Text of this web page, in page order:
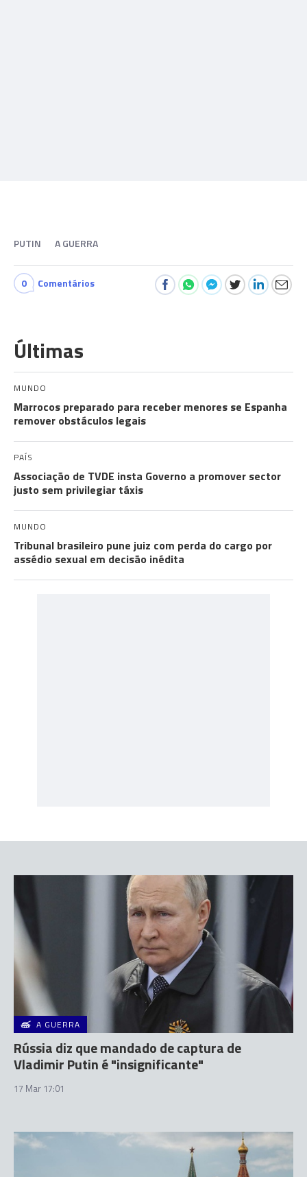
PUTIN A GUERRA
0 Comentários
Últimas
MUNDO
Marrocos preparado para receber menores se Espanha
remover obstáculos legais
PAÍS
Associação de TVDE insta Governo a promover sector
justo sem privilegiar táxis
MUNDO
Tribunal brasileiro pune juiz com perda do cargo por
assédio sexual em decisão inédita
A GUERRA
Rússia diz que mandado de captura de
Vladimir Putin é "insignificante"
17 Mar 17:01